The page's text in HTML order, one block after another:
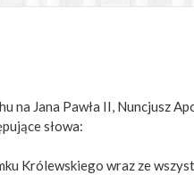
Jana Pawła II, Nuncjusz
słowa:
Królewskiego wraz ze